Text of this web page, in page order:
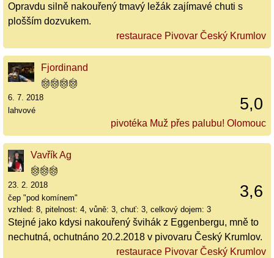
Opravdu silně nakouřený tmavý ležák zajímavé chuti s
plošším dozvukem.
restaurace Pivovar Český Krumlov
Fjordinand
5,0
6. 7. 2018
lahvové
pivotéka Muž přes palubu! Olomouc
Vavřík Ag
3,6
23. 2. 2018
čep "pod komínem"
vzhled: 8, pitelnost: 4, vůně: 3, chuť: 3, celkový dojem: 3
Stejné jako kdysi nakouřený švihák z Eggenbergu, mně to
nechutná, ochutnáno 20.2.2018 v pivovaru Český Krumlov.
restaurace Pivovar Český Krumlov